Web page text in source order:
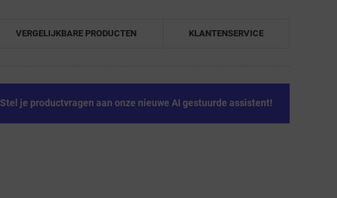
VERGELIJKBARE PRODUCTEN KLANTENSERVICE
Stel je productvragen aan onze nieuwe AI gestuurde assistent!